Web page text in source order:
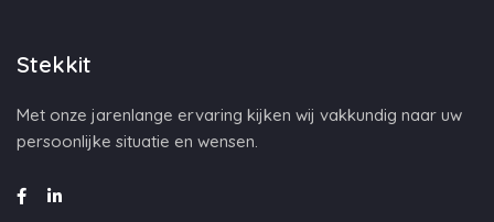
Stekkit
Met onze jarenlange ervaring kijken wij vakkundig naar uw
persoonlijke situatie en wensen.